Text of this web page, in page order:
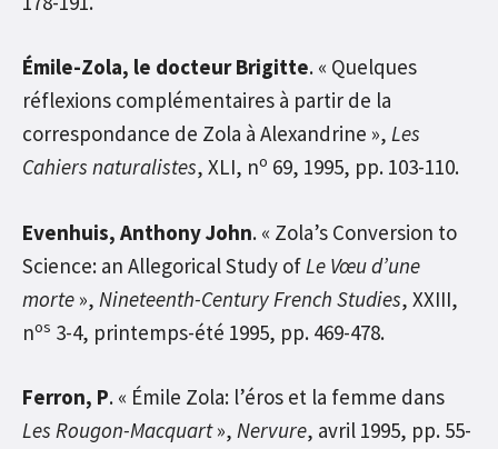
Émile-Zola, le docteur Brigitte. « Quelques
réflexions complémentaires à partir de la
correspondance de Zola à Alexandrine », Les
Cahiers naturalistes, XLI, no 69, 1995, pp. 103-110.
Evenhuis, Anthony John. « Zola’s Conversion to
Science: an Allegorical Study of Le Vœu d’une
morte », Nineteenth-Century French Studies, XXIII,
nos 3-4, printemps-été 1995, pp. 469-478.
Ferron, P. « Émile Zola: l’éros et la femme dans
Les Rougon-Macquart», Nervure, avril 1995, pp. 55-